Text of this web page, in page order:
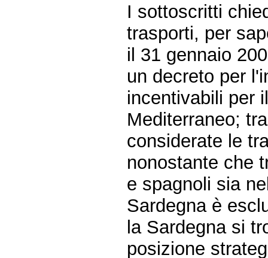
I sottoscritti
trasporti, per
il 31 gennaio
un decreto per
incentivabili per
Mediterraneo;
considerate le
nonostante che
e spagnoli sia
Sardegna è
la Sardegna si
posizione